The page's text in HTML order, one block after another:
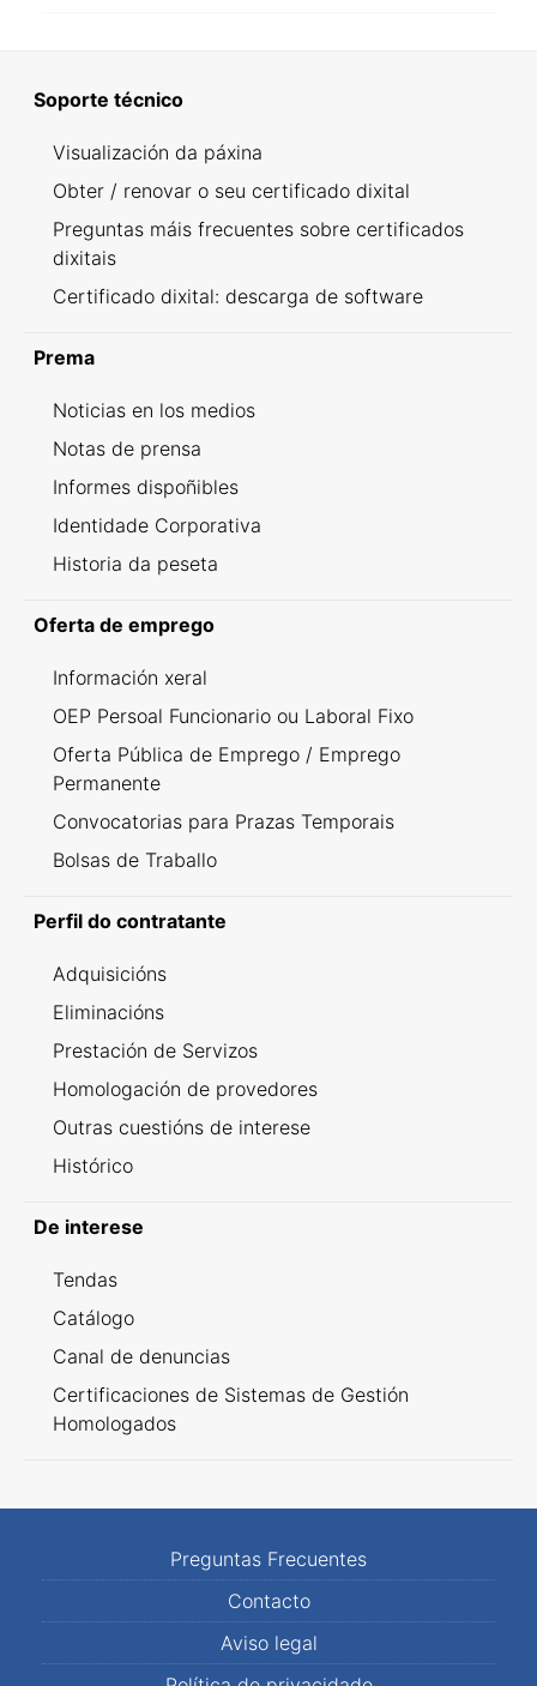
Soporte técnico
Visualización da páxina
Obter / renovar o seu certificado dixital
Preguntas máis frecuentes sobre certificados
dixitais
Certificado dixital: descarga de software
Prema
Noticias en los medios
Notas de prensa
Informes dispoñibles
Identidade Corporativa
Historia da peseta
Oferta de emprego
Información xeral
OEP Persoal Funcionario ou Laboral Fixo
Oferta Pública de Emprego / Emprego
Permanente
Convocatorias para Prazas Temporais
Bolsas de Traballo
Perfil do contratante
Adquisicións
Eliminacións
Prestación de Servizos
Homologación de provedores
Outras cuestións de interese
Histórico
De interese
Tendas
Catálogo
Canal de denuncias
Certificaciones de Sistemas de Gestión
Homologados
Preguntas Frecuentes
Contacto
Aviso legal